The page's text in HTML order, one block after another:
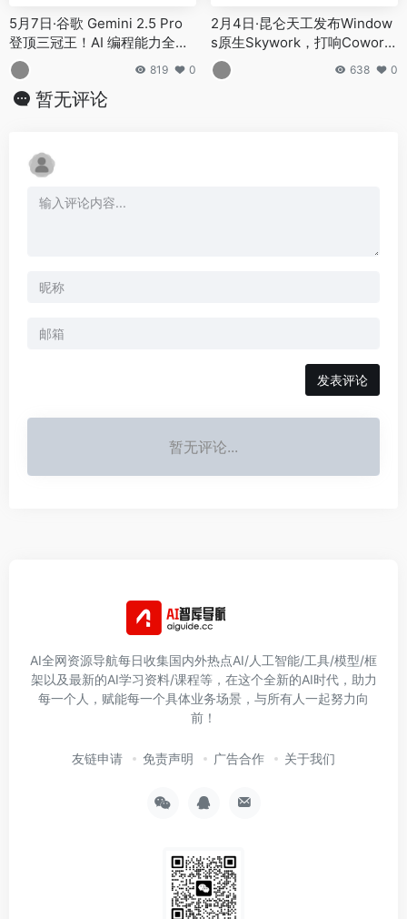
5月7日·谷歌 Gemini 2.5 Pro
登顶三冠王！AI 编程能力全面
碾压 Claude 3.7
819 0
2月4日·昆仑天工发布Window
s原生Skywork，打响Cowork
平替抢位战
638 0
暂无评论
发表评论
暂无评论...
AI全网资源导航每日收集国内外热点AI/人工智能/工具/模型/框
架以及最新的AI学习资料/课程等，在这个全新的AI时代，助力
每一个人，赋能每一个具体业务场景，与所有人一起努力向
前！
友链申请 免责声明 广告合作 关于我们